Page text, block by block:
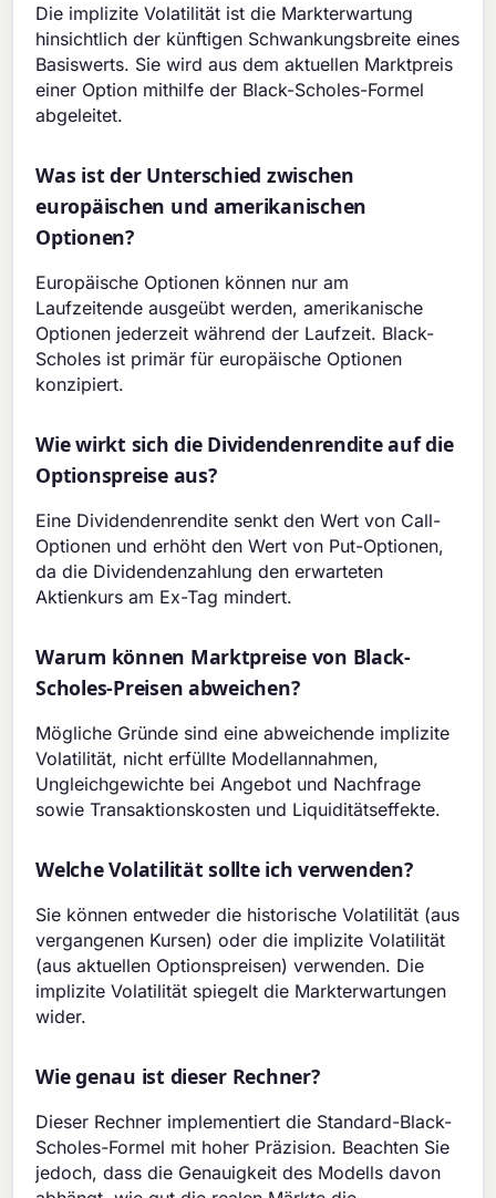
Die implizite Volatilität ist die Markterwartung
hinsichtlich der künftigen Schwankungsbreite eines
Basiswerts. Sie wird aus dem aktuellen Marktpreis
einer Option mithilfe der Black-Scholes-Formel
abgeleitet.
Was ist der Unterschied zwischen
europäischen und amerikanischen
Optionen?
Europäische Optionen können nur am
Laufzeitende ausgeübt werden, amerikanische
Optionen jederzeit während der Laufzeit. Black-
Scholes ist primär für europäische Optionen
konzipiert.
Wie wirkt sich die Dividendenrendite auf die
Optionspreise aus?
Eine Dividendenrendite senkt den Wert von Call-
Optionen und erhöht den Wert von Put-Optionen,
da die Dividendenzahlung den erwarteten
Aktienkurs am Ex-Tag mindert.
Warum können Marktpreise von Black-
Scholes-Preisen abweichen?
Mögliche Gründe sind eine abweichende implizite
Volatilität, nicht erfüllte Modellannahmen,
Ungleichgewichte bei Angebot und Nachfrage
sowie Transaktionskosten und Liquiditätseffekte.
Welche Volatilität sollte ich verwenden?
Sie können entweder die historische Volatilität (aus
vergangenen Kursen) oder die implizite Volatilität
(aus aktuellen Optionspreisen) verwenden. Die
implizite Volatilität spiegelt die Markterwartungen
wider.
Wie genau ist dieser Rechner?
Dieser Rechner implementiert die Standard-Black-
Scholes-Formel mit hoher Präzision. Beachten Sie
jedoch, dass die Genauigkeit des Modells davon